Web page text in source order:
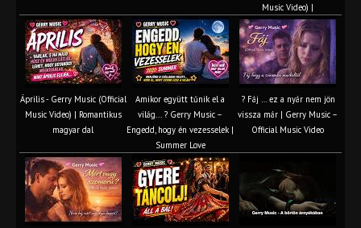
Music Video) |
Április - Gerry Music (Official
Music Video) | Romantikus
magyar dal
Amikor együtt tűnik el a
világ... ? Gerry Music –
Engedd, hogy én vezesselek |
Summer Love
? Fáj … ez a nyár nem jön
vissza már | Gerry Music –
Official Music Video